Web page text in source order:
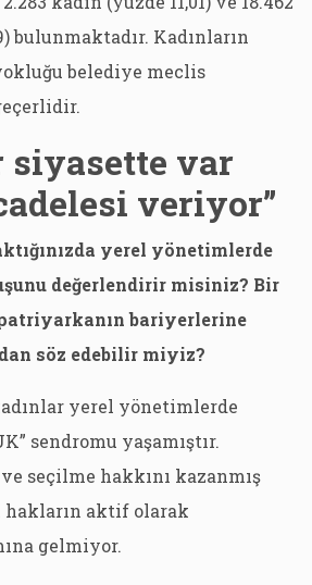
bulunmaktadır. Kadınların
belediye meclis
siyasette var
veriyor”
yerel yönetimlerde
değerlendirir misiniz? Bir
bariyerlerine
söz edebilir miyiz?
yerel yönetimlerde
sendromu yaşamıştır.
seçilme hakkını kazanmış
hakların aktif olarak
gelmiyor.